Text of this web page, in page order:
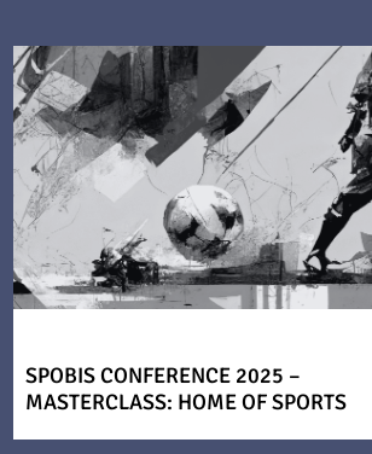
SPOBIS CONFERENCE 2025 –
MASTERCLASS: HOME OF SPORTS